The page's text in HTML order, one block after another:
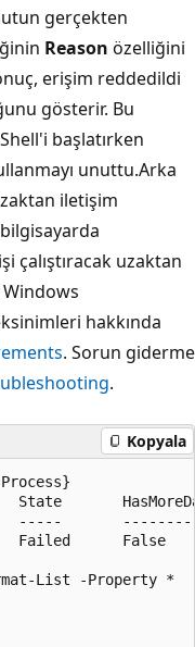
gerçekten
Reason özelliğini
erişim reddedildi
gösterir. Bu
başlatırken
unuttu.Arka
iletişim
çalıştıracak uzaktan
Windows
hakkında
. Sorun giderme
.
Kopyala
State
-----
Failed
List -Property *